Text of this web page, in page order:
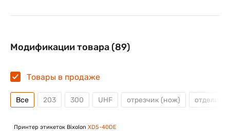
Модификации товара (89)
Товары в продаже
Все 203 300 UHF отрезчик (нож)
Принтер этикеток Bixolon XD5-40DE